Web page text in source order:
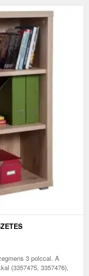
3 polccal. A
(3357475, 3357476),